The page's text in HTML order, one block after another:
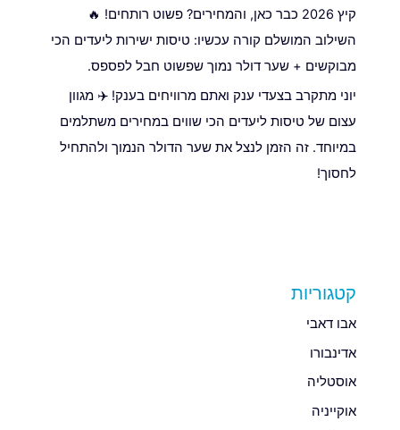
קיץ 2026 כבר כאן, והמחירים? פשוט רותחים! 🔥
השילוב המושלם קורה עכשיו: טיסות ישירות ליעדים הכי
מבוקשים + שער דולר נמוך שפשוט חבל לפספס.
יוני מתקרב בצעדי ענק ואתם מרוויחים בענק! ✈️ מגוון
עצום של טיסות ליעדים הכי שווים במחירים משתלמים
במיוחד. זה הזמן לנצל את שער הדולר הנמוך ולהתחיל
לחסוך!
קטגוריות
אבו דאבי
אדינבורו
אוסטליה
אוקייניה